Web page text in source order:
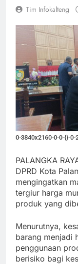
Tim Infokalteng
0-3840x2160-0-0-{}-0-
PALANGKA
DPRD Kota
mengingatkan
tergiur harga
produk yang
Menurutnya,
barang menjadi
penggunaan
berisiko bagi